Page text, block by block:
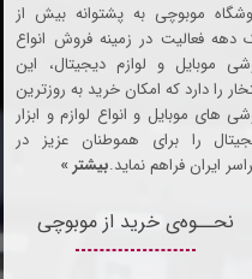
نحــوه‌ی خرید از موبوچی
موبوچی به پشتوانه بیش از
دهه فعالیت در زمینه فروش انواع
موبایل و لوازم دیجیتال، این
را دارد که امکان خرید به روزترین
های موبایل و انواع لوازم و ابزار
را برای هموطنان عزیز در
ایران فراهم نماید.بیشتر »